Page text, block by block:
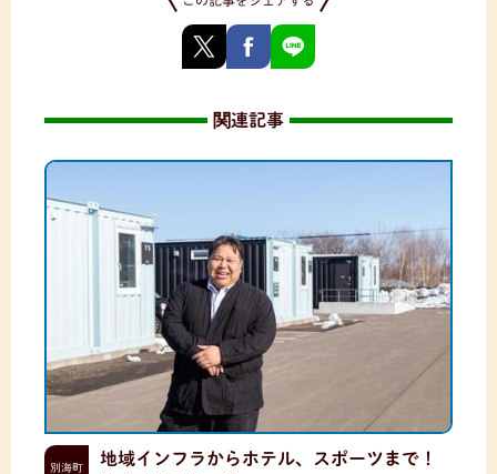
関連記事
別海町
地域インフラからホテル、スポーツまで！